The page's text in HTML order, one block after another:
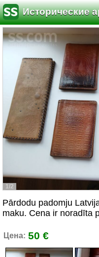
Исторические
1/2
Pārdodu padomju
maku. Cena ir noradīta
Цена: 50 €